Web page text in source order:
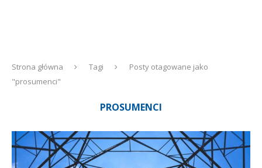
Strona główna Tagi
Posty otagowane jako
"prosumenci"
PROSUMENCI